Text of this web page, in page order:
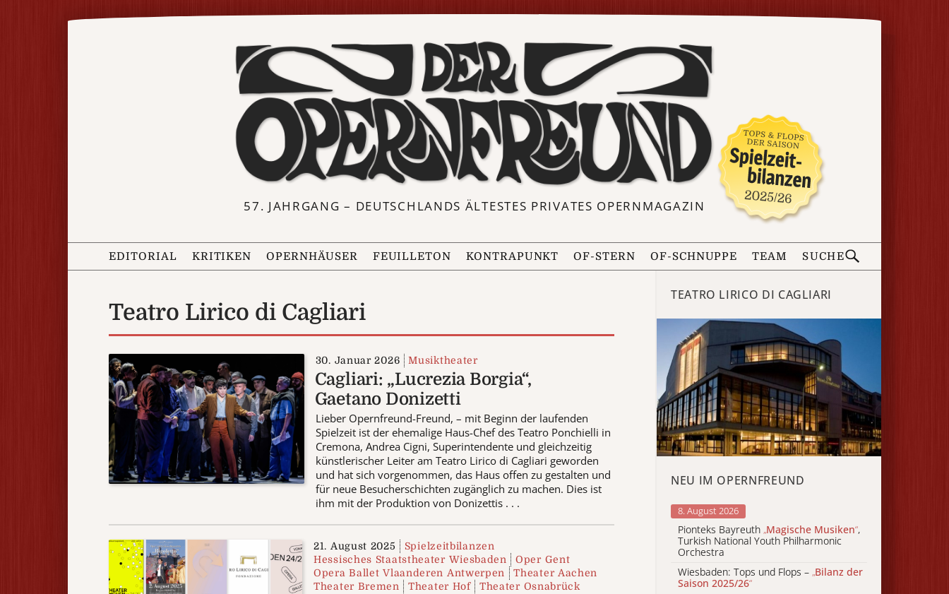
57. JAHRGANG – DEUTSCHLANDS ÄLTESTES PRIVATES OPERNMAGAZIN
EDITORIAL KRITIKEN OPERNHÄUSER FEUILLETON KONTRAPUNKT OF-STERN OF-SCHNUPPE TEAM SUCHE
Teatro Lirico di Cagliari
30. Januar 2026 Musiktheater
Cagliari: „Lucrezia Borgia“,
Gaetano Donizetti
Lieber Opernfreund-Freund, – mit Beginn der laufenden
Spielzeit ist der ehemalige Haus-Chef des Teatro Ponchielli in
Cremona, Andrea Cigni, Superintendente und gleichzeitig
künstlerischer Leiter am Teatro Lirico di Cagliari geworden
und hat sich vorgenommen, das Haus offen zu gestalten und
für neue Besucherschichten zugänglich zu machen. Dies ist
ihm mit der Produktion von Donizettis . . .
21. August 2025
Spielzeitbilanzen
Hessisches Staatstheater Wiesbaden
Oper Gent
Opera Ballet Vlaanderen Antwerpen
Theater Aachen
Theater Bremen
Theater Hof Theater Osnabrück
TEATRO LIRICO DI CAGLIARI
NEU IM OPERNFREUND
8. August 2026
Pionteks Bayreuth „Magische Musiken“,
Turkish National Youth Philharmonic
Orchestra
Wiesbaden: Tops und Flops – „Bilanz der
Saison 2025/26“